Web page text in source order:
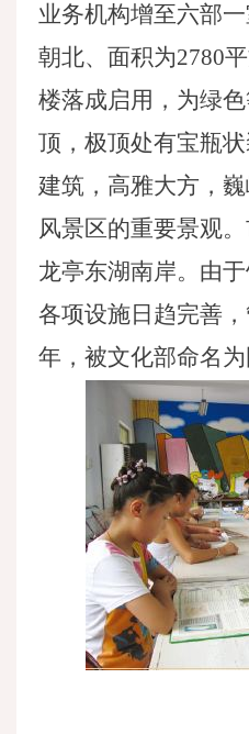
业务机构增至六部
朝北、面积为2780
楼落成启用，为绿
顶，极顶处有宝瓶
建筑，高雅大方，
风景区的重要景观
龙亭东湖南岸。由
各项设施日趋完善
年，被文化部命名为